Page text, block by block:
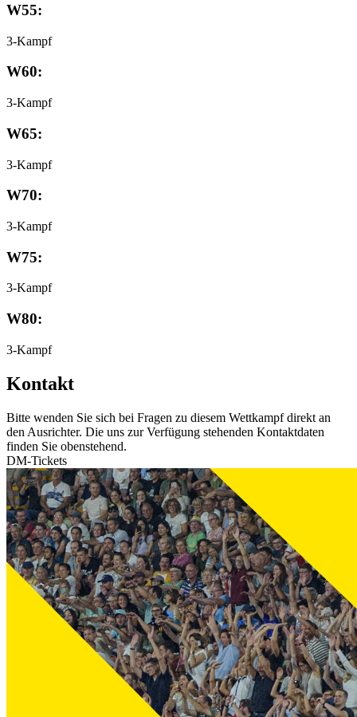
W55:
3-Kampf
W60:
3-Kampf
W65:
3-Kampf
W70:
3-Kampf
W75:
3-Kampf
W80:
3-Kampf
Kontakt
Bitte wenden Sie sich bei Fragen zu diesem Wettkampf direkt an
den Ausrichter. Die uns zur Verfügung stehenden Kontaktdaten
finden Sie obenstehend.
DM-Tickets